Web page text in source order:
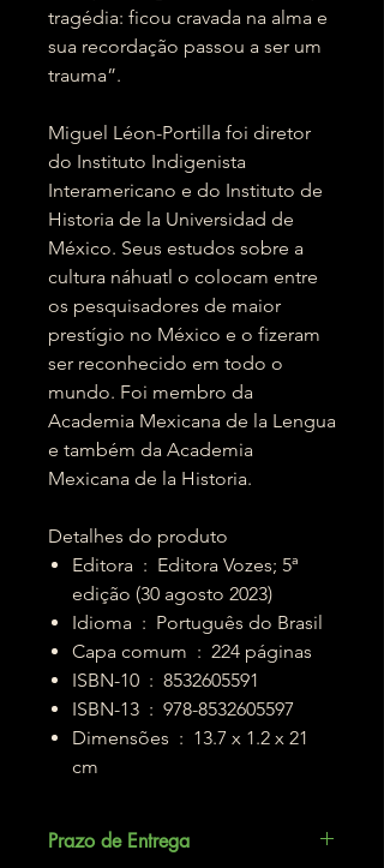
tragédia: ficou cravada na alma e
sua recordação passou a ser um
trauma”.
Miguel Léon-Portilla foi diretor
do Instituto Indigenista
Interamericano e do Instituto de
Historia de la Universidad de
México. Seus estudos sobre a
cultura náhuatl o colocam entre
os pesquisadores de maior
prestígio no México e o fizeram
ser reconhecido em todo o
mundo. Foi membro da
Academia Mexicana de la Lengua
e também da Academia
Mexicana de la Historia.
Detalhes do produto
Editora ‏ : ‎ Editora Vozes; 5ª
edição (30 agosto 2023)
Idioma ‏ : ‎ Português do Brasil
Capa comum ‏ : ‎ 224 páginas
ISBN-10 ‏ : ‎ 8532605591
ISBN-13 ‏ : ‎ 978-8532605597
Dimensões ‏ : ‎ 13.7 x 1.2 x 21
cm
Prazo de Entrega